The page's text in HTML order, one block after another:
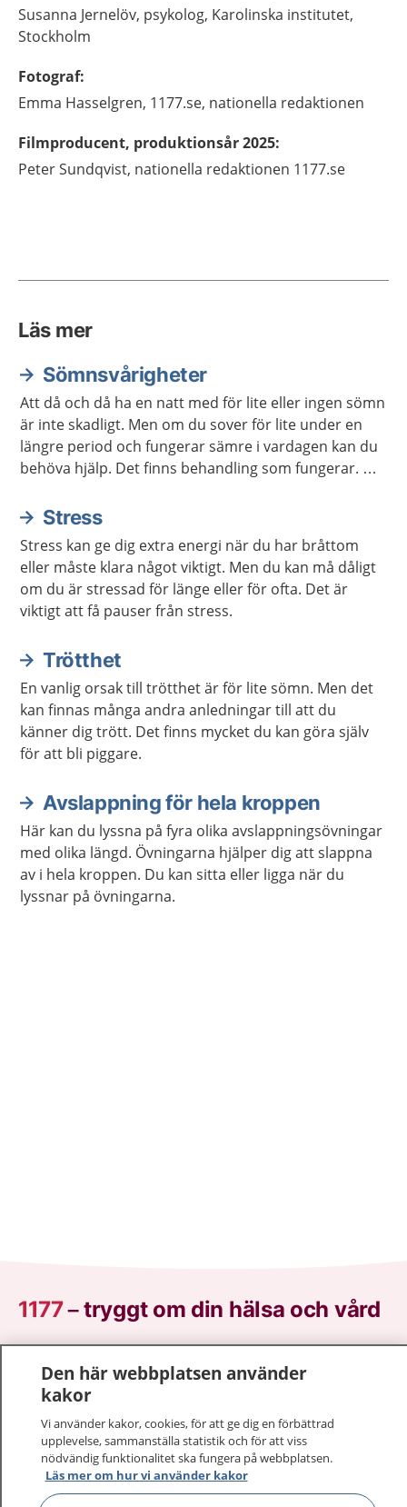
Susanna Jernelöv, psykolog, Karolinska institutet,
Stockholm
Fotograf:
Emma Hasselgren, 1177.se, nationella redaktionen
Filmproducent, produktionsår 2025:
Peter Sundqvist, nationella redaktionen 1177.se
Läs mer
Sömnsvårigheter
Att då och då ha en natt med för lite eller ingen sömn
är inte skadligt. Men om du sover för lite under en
längre period och fungerar sämre i vardagen kan du
behöva hjälp. Det finns behandling som fungerar. Det
bättre.Stress
Stress kan ge dig extra energi när du har bråttom
eller måste klara något viktigt. Men du kan må dåligt
om du är stressad för länge eller för ofta. Det är
viktigt att få pauser från stress.
Trötthet
En vanlig orsak till trötthet är för lite sömn. Men det
kan finnas många andra anledningar till att du
känner dig trött. Det finns mycket du kan göra själv
för att bli piggare.
Avslappning för hela kroppen
Här kan du lyssna på fyra olika avslappningsövningar
med olika längd. Övningarna hjälper dig att slappna
av i hela kroppen. Du kan sitta eller ligga när du
lyssnar på övningarna.
1177–tryggt om din hälsa och vård
På 1177.se får du råd om hälsa och information om
sjukdomar och vilka mottagningar du kan kontakta.
Logga in för att läsa din journal och göra dina
vårdärenden. Ring telefonnummer 1177 för
sjukvårdsrådgivning dygnet runt.
1177 ger dig råd när du vill må bättre.
Den här webbplatsen använder
kakor
Vi använder kakor, cookies, för att ge dig en förbättrad
upplevelse, sammanställa statistik och för att viss
nödvändig funktionalitet ska fungera på webbplatsen.
Läs mer om hur vi använder kakor